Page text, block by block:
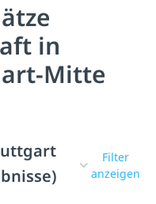
in
Mitte
Filter
anzeigen